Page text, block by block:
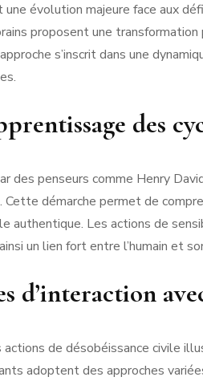
évolution majeure face aux
proposent une transformation
s’inscrit dans une
des
des penseurs comme Henry
démarche permet de
authentique. Les actions de
un lien fort entre l’humain et
d’interaction
de désobéissance civile
adoptent des approches